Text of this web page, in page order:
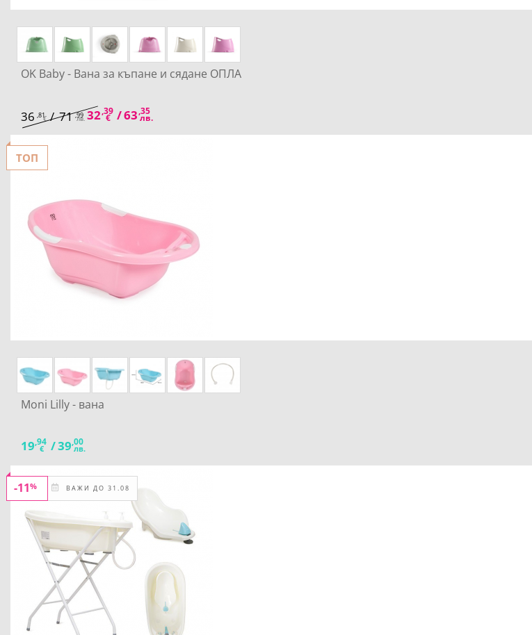
OK Baby - Вана за къпане и сядане ОПЛА
36 ,81€/71 ,99
лв. 32,39
€ /63,35
лв.
ТОП
Moni Lilly - вана
19,94
€ /39,00
лв.
ВАЖИ ДО 31.08
-11%